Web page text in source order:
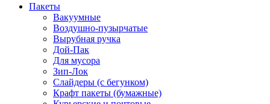
Пакеты
Вакуумные
Воздушно-пузырчатые
Вырубная ручка
Дой-Пак
Для мусора
Зип-Лок
Слайдеры (с бегунком)
Крафт пакеты (бумажные)